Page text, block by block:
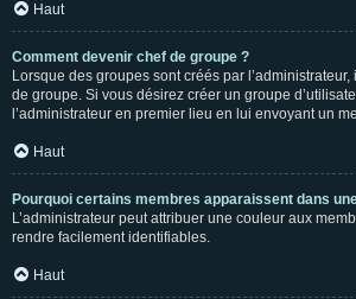
Haut
Comment devenir chef de groupe ?
Lorsque des groupes sont créés par
de groupe. Si vous désirez créer un groupe
l’administrateur en premier lieu en lui envoyant un
Haut
Pourquoi certains membres apparaissent dans
L’administrateur peut attribuer une couleur aux
rendre facilement identifiables.
Haut